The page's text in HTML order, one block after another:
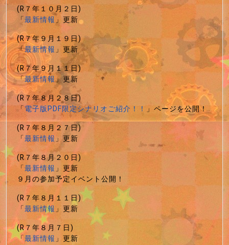
(R７年１０月２日)
「最新情報」更新
(R７年９月１９日)
「最新情報」更新
(R７年９月１１日)
「最新情報」更新
(R７年８月２８日)
「電子版PDF限定シナリオご紹介！！ 」ページを公開！
(R７年８月２７日)
「最新情報」更新
(R７年８月２０日)
「最新情報」更新
９月の参加予定イベント公開！
(R７年８月１１日)
「最新情報」更新
(R７年８月７日)
「最新情報」更新